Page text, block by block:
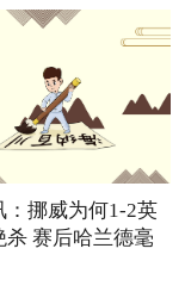
：挪威为何1-2英
杀 赛后哈兰德毫